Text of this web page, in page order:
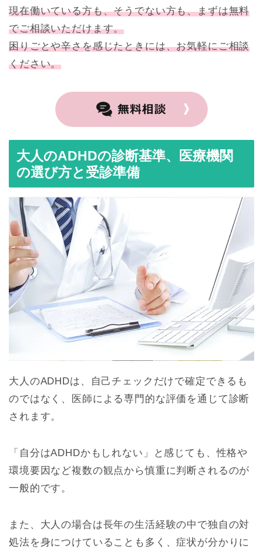
現在働いている方も、そうでない方も、まずは無料
でご相談いただけます。
困りごとや辛さを感じたときには、お気軽にご相談
ください。
大人のADHDの診断基準、医療機関
の選び方と受診準備
大人のADHDは、自己チェックだけで確定できるも
のではなく、医師による専門的な評価を通じて診断
されます。
「自分はADHDかもしれない」と感じても、性格や
環境要因など複数の観点から慎重に判断されるのが
一般的です。
また、大人の場合は長年の生活経験の中で独自の対
処法を身につけていることも多く、症状が分かりに